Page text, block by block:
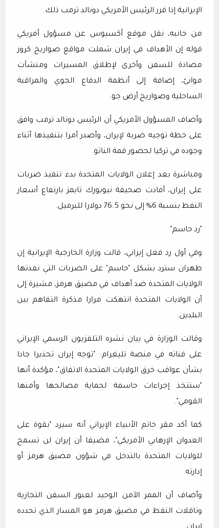
الإيرانية إذا قرر الرئيس الأمريكي دونالد ترمب ذلك.
من جانبه، نقل موقع أكسيوس عن مسؤول أمريكي
قوله إن الأهداف في إيران شملت مواقع صواريخ كروز
مضادة للسفن وأخرى لإطلاق المسيرات ومنشآت
موانئ، إضافة إلى أنظمة الدفاع الجوي والمراقبة
الساحلية وصواريخ أرض جو.
وأضاف المسؤول الأمريكي أن الرئيس دونالد ترمب وافق
على خطة توجيه ضربة لإيران، وأصدر أمرا بتنفيذها أثناء
وجوده في تركيا لحضور قمة الناتو.
ومباشرة بعد إعلان الولايات المتحدة بدء تنفيذ ضربات
على إيران، أفادت صحيفة نيويورك تايمز بارتفاع أسعار
النفط بنسبة 6% إلى نحو 76.5 دولارا للبرميل.
"رد حاسم"
وفي أول رد فعل إيراني، قالت وزارة الخارجية الإيرانية إن
طهران سترد بشكل "حاسم" على الضربات التي نفذتها
الولايات المتحدة ضد أهداف في مضيق هرمز، مشيرة إلى
أن الولايات المتحدة انتهكت مرارا مذكرة التفاهم بين
البلدين.
وقالت الوزارة في بيان نشره التلفزيون الرسمي الإيراني
على قناته في منصة تليغرام: "توجه إيران تحذيرا جادا
بشأن عواقب خرق الولايات المتحدة الاتفاق"، مؤكدة أنها
"ستتخذ إجراءات حاسمة لحماية مصالحها وأمنها
القومي".
كما أكد مقر خاتم الأنبياء الإيراني أنه سيرد "بقوة على
العدوان الإرهابي الأمريكي"، مضيفا أن إيران لن تسمح
للولايات المتحدة بالتدخل في شؤون مضيق هرمز أو
إدارته.
وأضاف أن الممر الآمن الوحيد لعبور السفن التجارية
وناقلات النفط في مضيق هرمز هو المسار الذي تحدده